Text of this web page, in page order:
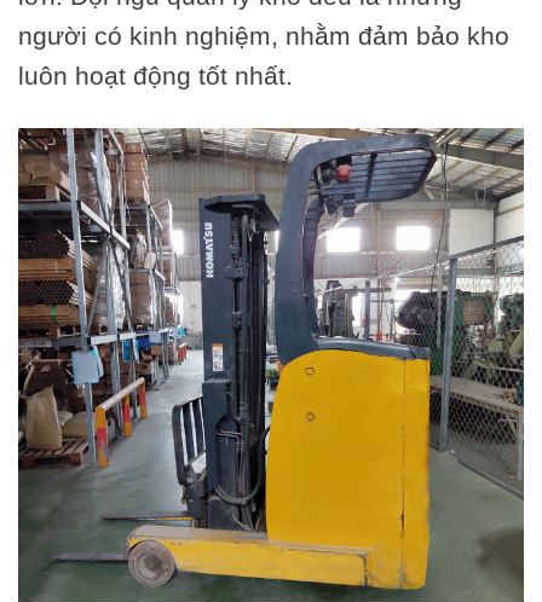
người có kinh nghiệm, nhằm đảm bảo kho
luôn hoạt động tốt nhất.